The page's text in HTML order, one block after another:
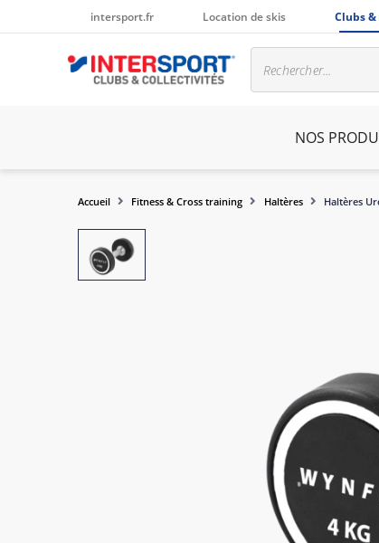
intersport.fr Location de skis Clubs
NOS
Accueil Fitness & Cross training Haltères Haltères